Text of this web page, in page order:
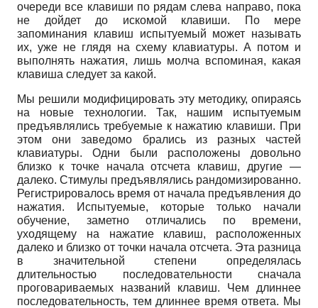
очереди все клавиши по рядам слева направо, пока
не дойдет до искомой клавиши. По мере
запоминания клавиш испытуемый может называть
их, уже не глядя на схему клавиатуры. А потом и
выполнять нажатия, лишь молча вспоминая, какая
клавиша следует за какой.
Мы решили модифицировать эту методику, опираясь
на новые технологии. Так, нашим испытуемым
предъявлялись требуемые к нажатию клавиши. При
этом они заведомо брались из разных частей
клавиатуры. Одни были расположены довольно
близко к точке начала отсчета клавиш, другие —
далеко. Стимулы предъявлялись рандомизированно.
Регистрировалось время от начала предъявления до
нажатия. Испытуемые, которые только начали
обучение, заметно отличались по времени,
уходящему на нажатие клавиш, расположенных
далеко и близко от точки начала отсчета. Эта разница
в значительной степени определялась
длительностью последовательности сначала
проговариваемых названий клавиш. Чем длиннее
последовательность, тем длиннее время ответа. Мы